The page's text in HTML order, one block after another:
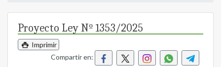
Proyecto Ley Nº 1353/2025
Imprimir
Compartir en: